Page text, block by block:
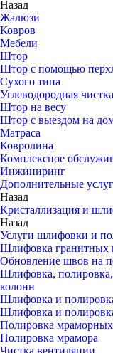
Назад
Жалюзи
Ковров
Мебели
Штор
Штор с помощью
Сухого типа
Углеводородная
Штор на весу
Штор с выездом на
Матраса
Ковролина
Комплексное
Инжиниринг
Дополнительные
Назад
Кристаллизация и
Назад
Услуги шлифовки и
Шлифовка гранитных
Обновление швов на
Шлифовка, полировка,
колонн
Шлифовка и
Шлифовка и
Полировка мраморных
Полировка мрамора
Чистка вентиляции